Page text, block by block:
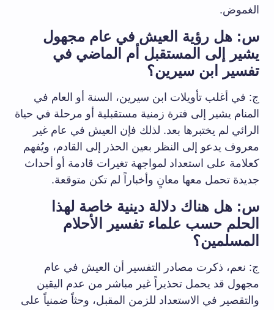
الغموض.
س: هل رؤية العيش في عام مجهول
يشير إلى المستقبل أم الماضي في
تفسير ابن سيرين؟
ج: في أغلب تأويلات ابن سيرين، السنة أو العام في
المنام يشير إلى فترة زمنية مستقبلية أو مرحلة في حياة
الرائي لم يختبرها بعد. لذلك فإن العيش في عام غير
معروف يدعو إلى النظر بعين الحذر إلى القادم، ويُفهم
كعلامة على استعداد لمواجهة تغيرات قادمة أو أحداث
جديدة تحمل معها معانٍ وأخباراً لم تكن متوقعة.
س: هل هناك دلالة دينية خاصة لهذا
الحلم حسب علماء تفسير الأحلام
المسلمين؟
ج: نعم، ذكرت مصادر التفسير أن العيش في عام
مجهول قد يحمل تحذيراً غير مباشر من عدم اليقين
والتقصير في الاستعداد للزمن المقبل، وحثاً ضمنياً على